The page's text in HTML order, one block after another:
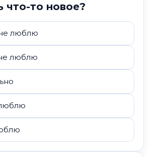
что-то новое?
люблю
люблю